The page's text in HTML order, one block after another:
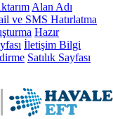
Alan Adı
ve SMS Hatırlatma
Hazır
İletişim Bilgi
Satılık Sayfası